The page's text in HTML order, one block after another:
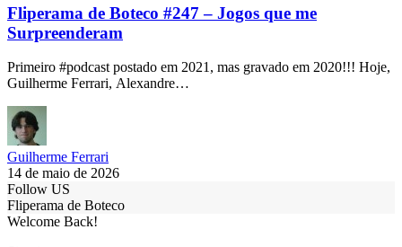
Fliperama de Boteco #247 – Jogos que me
Surpreenderam
Primeiro #podcast postado em 2021, mas gravado em 2020!!! Hoje,
Guilherme Ferrari, Alexandre…
Guilherme Ferrari
14 de maio de 2026
Follow US
Fliperama de Boteco
Welcome Back!